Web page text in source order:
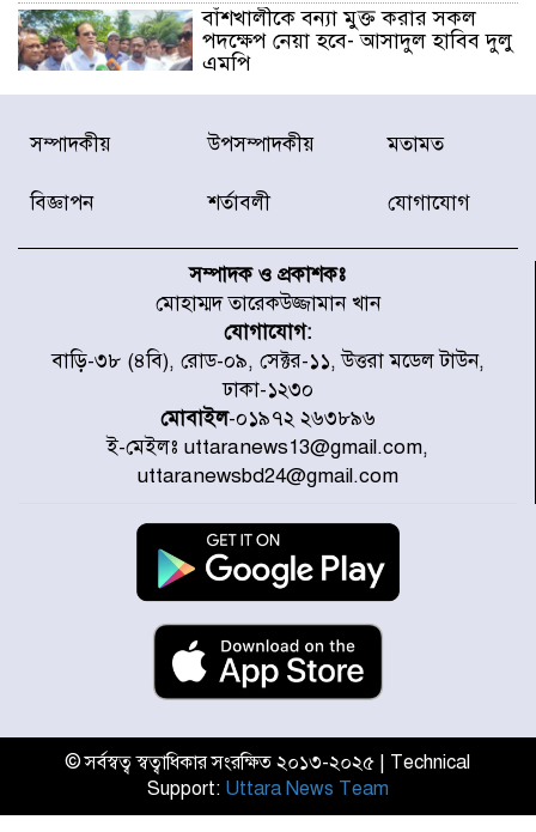
বাঁশখালীকে বন্যা মুক্ত করার সকল
পদক্ষেপ নেয়া হবে- আসাদুল হাবিব দুলু
এমপি
বিদ্যুৎ-জ্বালানি খাতে অস্থিরতা তৈরির
চেষ্টা করছে একটি চক্র : প্রধানমন্ত্রী
৫ আহত, চীনে বন্দর বন্ধ
চিকিৎসা খাতে জিডিপির ৫ শতাংশ
বরাদ্দের ঘোষণা স্থানীয় সরকার মন্ত্রীর
জুলাই জাদুঘর ঘুরে দেখলেন এনসিপি
নেতারা
যুক্তরাষ্ট্রে দাবানল নেভাতে গিয়ে
হেলিকপ্টার বিধ্বস্ত, নিহত ১
মজুদদারের সর্বোচ্চ শাস্তি মৃত্যুদণ্ড, তাই
ভেবে মজুদ করবেন : আইনমন্ত্রী
আন্তর্জাতিক আদিবাসী দিবস: রাষ্ট্রের
দায়িত্ব ও দায়বদ্ধতা II – মং এ খেন
সম্পাদকীয় উপসম্পাদকীয় মতামত
বিজ্ঞাপন শর্তাবলী যোগাযোগ
সম্পাদক ও প্রকাশকঃ
মোহাম্মদ তারেকউজ্জামান খান
যোগাযোগ:
বাড়ি-৩৮ (৪বি), রোড-০৯, সেক্টর-১১, উত্তরা মডেল টাউন,
ঢাকা-১২৩০
মোবাইল-০১৯৭২ ২৬৩৮৯৬
ই-মেইলঃ uttaranews13@gmail.com,
uttaranewsbd24@gmail.com
© সর্বস্বত্ব স্বত্বাধিকার সংরক্ষিত ২০১৩-২০২৫ | Technical
Support: Uttara News Team